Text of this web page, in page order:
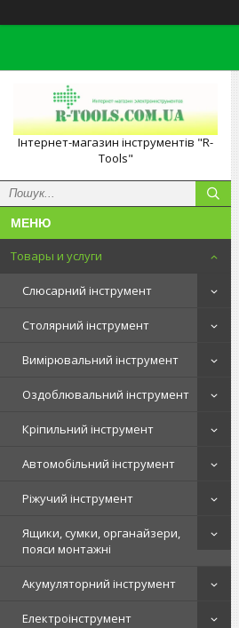
Інтернет-магазин інструментів "R-
Tools"
Товары и услуги
Слюсарний інструмент
Столярний інструмент
Вимірювальний інструмент
Оздоблювальний інструмент
Кріпильний інструмент
Автомобільний інструмент
Ріжучий інструмент
Ящики, сумки, органайзери,
пояси монтажні
Акумуляторний інструмент
Електроінструмент